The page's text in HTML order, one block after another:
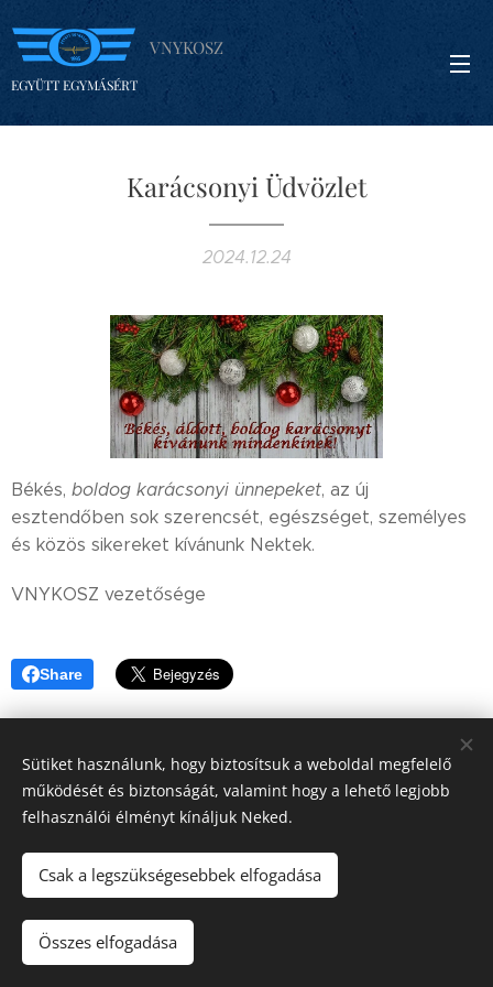
VNYKOSZ
EGYÜTT EGYMÁSÉRT
Karácsonyi Üdvözlet
2024.12.24
Békés, boldog karácsonyi ünnepeket, az új
esztendőben sok szerencsét, egészséget, személyes
és közös sikereket kívánunk Nektek.
VNYKOSZ vezetősége
Share
Sütiket használunk, hogy biztosítsuk a weboldal megfelelő
működését és biztonságát, valamint hogy a lehető legjobb
felhasználói élményt kínáljuk Neked.
Csak a legszükségesebbek elfogadása
Összes elfogadása